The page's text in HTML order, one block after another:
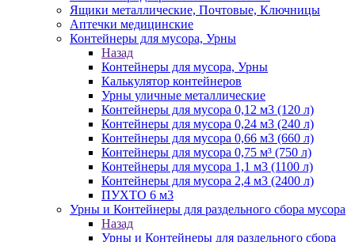
Ящики металлические, Почтовые, Ключницы
Аптечки медицинские
Контейнеры для мусора, Урны
Назад
Контейнеры для мусора, Урны
Калькулятор контейнеров
Урны уличные металлические
Контейнеры для мусора 0,12 м3 (120 л)
Контейнеры для мусора 0,24 м3 (240 л)
Контейнеры для мусора 0,66 м3 (660 л)
Контейнеры для мусора 0,75 м³ (750 л)
Контейнеры для мусора 1,1 м3 (1100 л)
Контейнеры для мусора 2,4 м3 (2400 л)
ПУХТО 6 м3
Урны и Контейнеры для раздельного сбора мусора
Назад
Урны и Контейнеры для раздельного сбора